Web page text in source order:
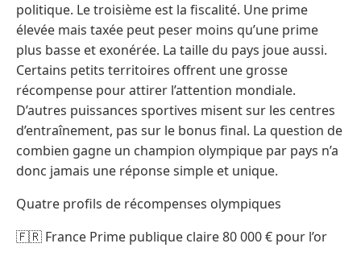
politique. Le troisième est la fiscalité. Une prime
élevée mais taxée peut peser moins qu’une prime
plus basse et exonérée. La taille du pays joue aussi.
Certains petits territoires offrent une grosse
récompense pour attirer l’attention mondiale.
D’autres puissances sportives misent sur les centres
d’entraînement, pas sur le bonus final. La question de
combien gagne un champion olympique par pays n’a
donc jamais une réponse simple et unique.
Quatre profils de récompenses olympiques
🇫🇷 France Prime publique claire 80 000 € pour l’or